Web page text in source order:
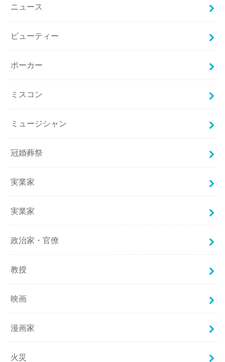
ニュース
ビューティー
ポーカー
ミスコン
ミュージシャン
冠婚葬祭
実業家
実業家
政治家・官僚
教授
映画
漫画家
火災